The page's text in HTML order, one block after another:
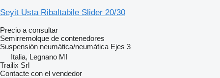
Seyit Usta Ribaltabile Slider 20/30
Precio a consultar
Semirremolque de contenedores
Suspensión neumática/neumática Ejes 3
Italia, Legnano MI
Trailix Srl
Contacte con el vendedor